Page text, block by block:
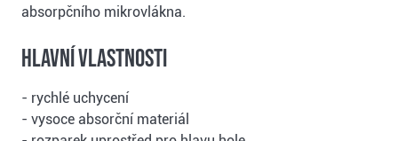
absorpčního mikrovlákna.
Hlavní vlastnosti
- rychlé uchycení
- vysoce absorční materiál